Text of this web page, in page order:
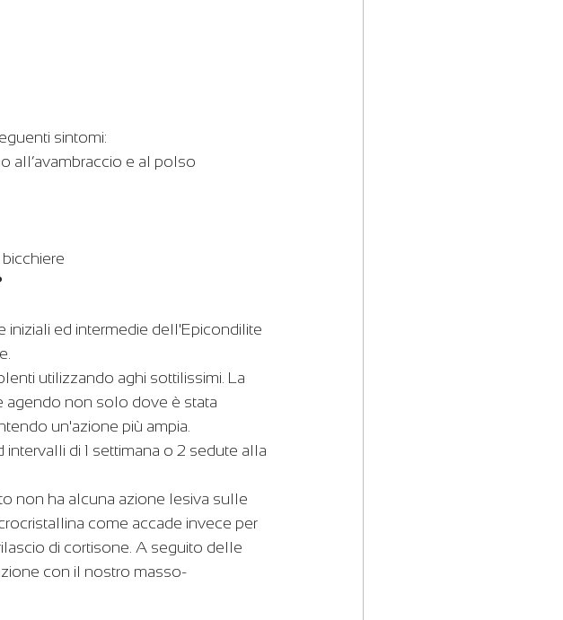
sintomi:
all’avambraccio e al polso
ed intermedie dell'Epicondilite
utilizzando aghi sottilissimi. La
agendo non solo dove è stata
un'azione più ampia.
di 1 settimana o 2 sedute alla
non ha alcuna azione lesiva sulle
come accade invece per
di cortisone. A seguito delle
con il nostro masso-